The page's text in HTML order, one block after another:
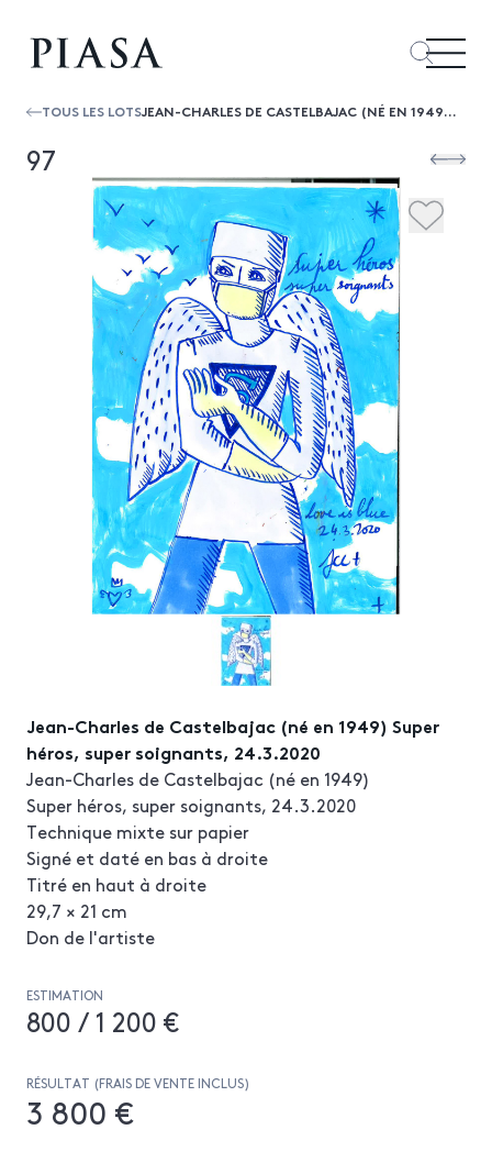
TOUS LES LOTS JEAN-CHARLES DE CASTELBAJAC (NÉ EN 1949) SUPER HÉROS, SUPER SOIGNANTS, 24.3.2020
97
Jean-Charles de Castelbajac (né en 1949) Super
héros, super soignants, 24.3.2020
Jean-Charles de Castelbajac (né en 1949)
Super héros, super soignants, 24.3.2020
Technique mixte sur papier
Signé et daté en bas à droite
Titré en haut à droite
29,7 × 21 cm
Don de l'artiste
ESTIMATION
800 / 1 200 €
RÉSULTAT (FRAIS DE VENTE INCLUS)
3 800 €